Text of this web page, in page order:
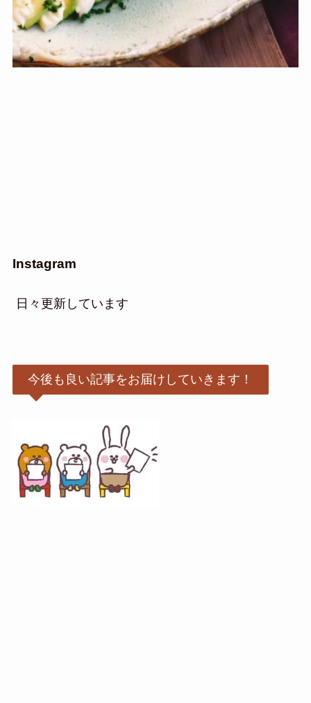
Instagram
日々更新しています
今後も良い記事をお届けしていきます！